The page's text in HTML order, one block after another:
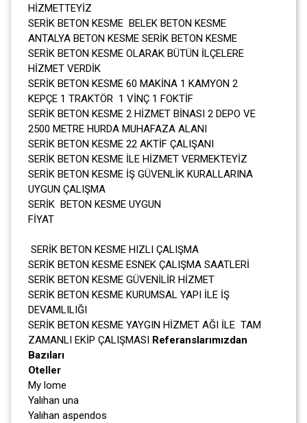
HİZMETTEYİZ
SERİK BETON KESME BELEK BETON KESME
ANTALYA BETON KESME SERİK BETON KESME
SERİK BETON KESME OLARAK BÜTÜN İLÇELERE
HİZMET VERDİK
SERİK BETON KESME 60 MAKİNA 1 KAMYON 2
KEPÇE 1 TRAKTÖR 1 VİNÇ 1 FOKTİF
SERİK BETON KESME 2 HİZMET BİNASI 2 DEPO VE
2500 METRE HURDA MUHAFAZA ALANI
SERİK BETON KESME 22 AKTİF ÇALIŞANI
SERİK BETON KESME İLE HİZMET VERMEKTEYİZ
SERİK BETON KESME İŞ GÜVENLİK KURALLARINA
UYGUN ÇALIŞMA
SERİK BETON KESME UYGUN
FİYAT
SERİK BETON KESME HIZLI ÇALIŞMA
SERİK BETON KESME ESNEK ÇALIŞMA SAATLERİ
SERİK BETON KESME GÜVENİLİR HİZMET
SERİK BETON KESME KURUMSAL YAPI İLE İŞ
DEVAMLILIĞI
SERİK BETON KESME YAYGIN HİZMET AĞI İLE TAM
ZAMANLI EKİP ÇALIŞMASI Referanslarımızdan
Bazıları
Oteller
My lome
Yalıhan una
Yalıhan aspendos